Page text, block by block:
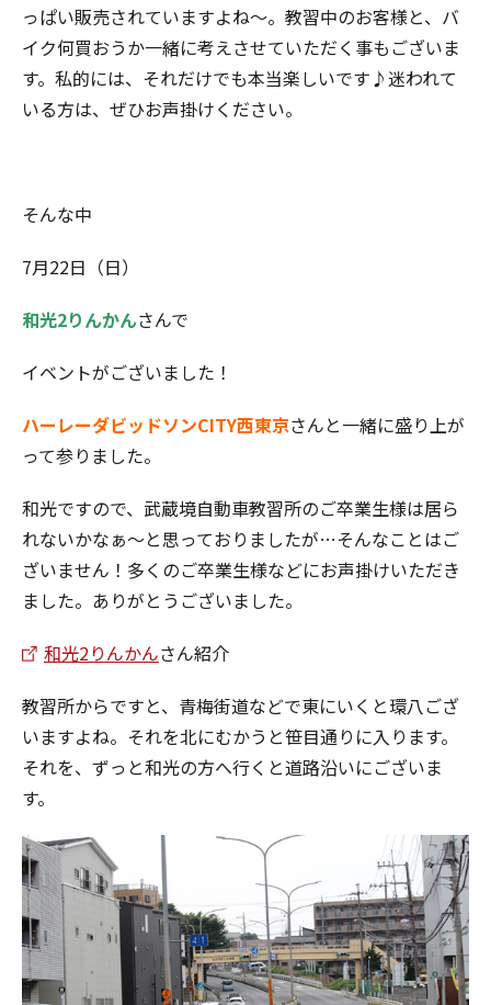
っぱい販売されていますよね～。教習中のお客様と、バ
イク何買おうか一緒に考えさせていただく事もございま
す。私的には、それだけでも本当楽しいです♪迷われて
いる方は、ぜひお声掛けください。
そんな中
7月22日（日）
和光2りんかんさんで
イベントがございました！
ハーレーダビッドソンCITY西東京さんと一緒に盛り上が
って参りました。
和光ですので、武蔵境自動車教習所のご卒業生様は居ら
れないかなぁ～と思っておりましたが…そんなことはご
ざいません！多くのご卒業生様などにお声掛けいただき
ました。ありがとうございました。
和光2りんかんさん紹介
教習所からですと、青梅街道などで東にいくと環八ござ
いますよね。それを北にむかうと笹目通りに入ります。
それを、ずっと和光の方へ行くと道路沿いにございま
す。